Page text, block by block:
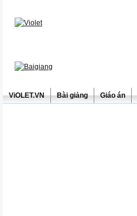
ViOLET.VN Bài giảng Giáo án